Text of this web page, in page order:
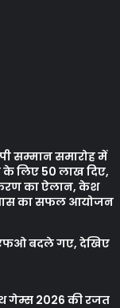
सम्मान समारोह में
लिए 50 लाख दिए,
का ऐलान, केश
का सफल आयोजन
बदले गए, देखिए
गेम्स 2026 की रजत